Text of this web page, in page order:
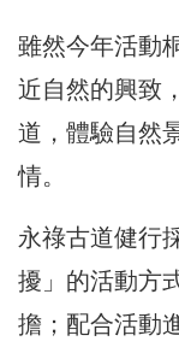
雖然今年活動
近自然的興致
道，體驗自然
情。
永祿古道健行
擾」的活動方
擔；配合活動